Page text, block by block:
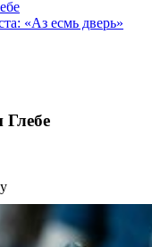
«Аз есмь дверь»
Глебе